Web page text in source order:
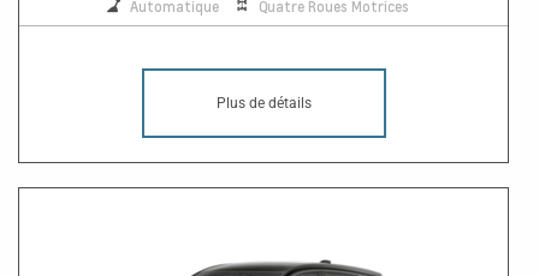
Automatique Quatre Roues Motrices
Plus de détails